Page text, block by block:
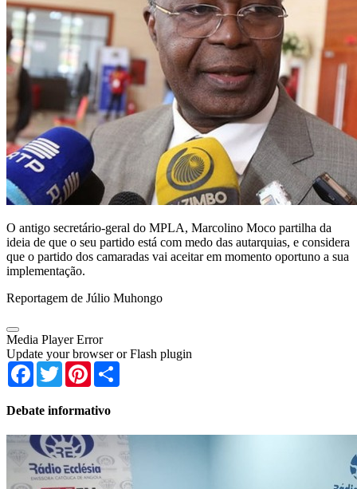
O antigo secretário-geral do MPLA, Marcolino Moco partilha da
ideia de que o seu partido está com medo das autarquias, e considera
que o partido dos camaradas vai aceitar em momento oportuno a sua
implementação.
Reportagem de Júlio Muhongo
Media Player Error
Update your browser or Flash plugin
Facebook
TwitterPinterest
Debate informativo